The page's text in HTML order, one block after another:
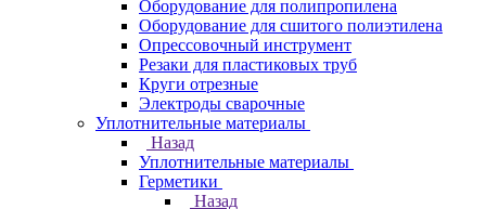
Оборудование для полипропилена
Оборудование для сшитого полиэтилена
Опрессовочный инструмент
Резаки для пластиковых труб
Круги отрезные
Электроды сварочные
Уплотнительные материалы
Назад
Уплотнительные материалы
Герметики
Назад